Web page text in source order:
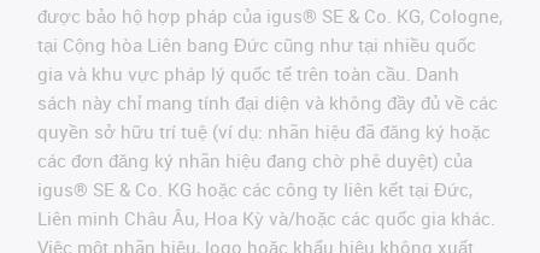
được bảo hộ hợp pháp của igus® SE & Co. KG, Cologne,
tại Cộng hòa Liên bang Đức cũng như tại nhiều quốc
gia và khu vực pháp lý quốc tế trên toàn cầu. Danh
sách này chỉ mang tính đại diện và không đầy đủ về các
quyền sở hữu trí tuệ (ví dụ: nhãn hiệu đã đăng ký hoặc
các đơn đăng ký nhãn hiệu đang chờ phê duyệt) của
igus® SE & Co. KG hoặc các công ty liên kết tại Đức,
Liên minh Châu Âu, Hoa Kỳ và/hoặc các quốc gia khác.
Việc một nhãn hiệu, logo hoặc khẩu hiệu không xuất